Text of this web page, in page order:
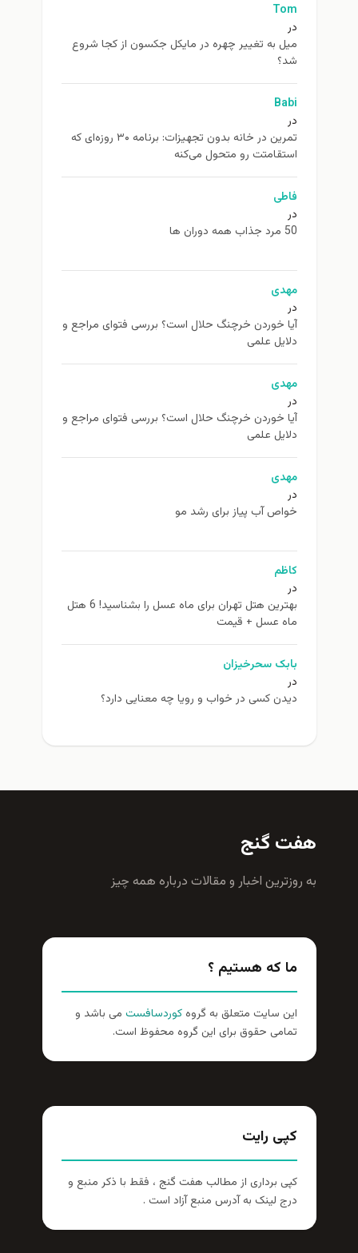
Tom
در
ميل به تغيير چهره در مایکل جکسون از كجا شروع
شد؟
Babi
در
تمرین در خانه بدون تجهیزات: برنامه ۳۰ روزه‌ای که
استقامتت رو متحول می‌کنه
فاطی
در
50 مرد جذاب همه دوران ها
مهدی
در
آیا خوردن خرچنگ حلال است؟ بررسی فتوای مراجع و
دلایل علمی
مهدی
در
آیا خوردن خرچنگ حلال است؟ بررسی فتوای مراجع و
دلایل علمی
مهدی
در
خواص آب پیاز برای رشد مو
کاظم
در
بهترین هتل تهران برای ماه عسل را بشناسید! 6 هتل
ماه عسل + قیمت
بابک سحرخیزان
در
دیدن کسی در خواب و رویا چه معنایی دارد؟
هفت گنج
به روزترين اخبار و مقالات درباره همه چيز
ما که هستیم ؟
این سایت متعلق به گروهکوردسافست می باشد و
تمامی حقوق برای این گروه محفوظ است.
کپی رایت
کپی برداری از مطالب هفت گنج ، فقط با ذکر منبع و
درج لینک به آدرس منبع آزاد است .